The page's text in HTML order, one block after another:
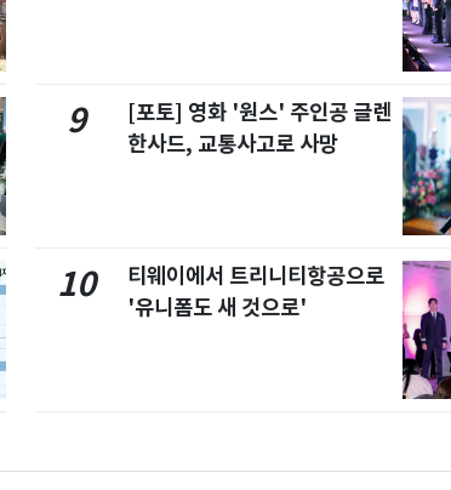
9
[포토] 영화 '원스' 주인공 글렌
한사드, 교통사고로 사망
10
티웨이에서 트리니티항공으로
'유니폼도 새 것으로'